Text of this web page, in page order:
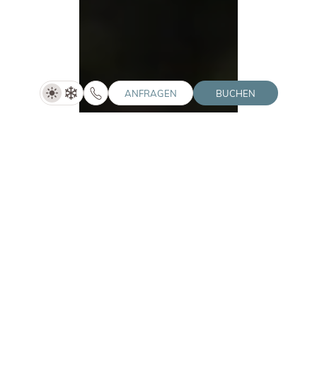
ANFRAGEN BUCHEN